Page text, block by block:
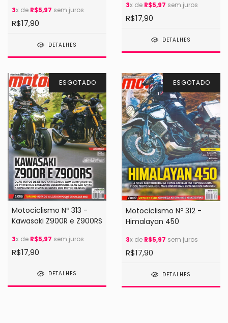
3x de R$5,97 sem juros
R$17,90
DETALHES
3x de R$5,97 sem juros
R$17,90
DETALHES
ESGOTADO
Motociclismo Nº 313 -
Kawasaki Z900R e Z900RS
3x de R$5,97 sem juros
R$17,90
DETALHES
ESGOTADO
Motociclismo Nº 312 -
Himalayan 450
3x de R$5,97 sem juros
R$17,90
DETALHES